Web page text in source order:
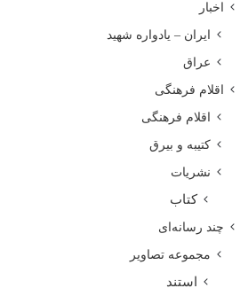
اخبار
ایران – یادواره شهید
عراق
اقلام فرهنگی
اقلام فرهنگی
کتیبه و بیرق
نشریات
کتاب
چند رسانه‌ای
مجموعه تصاویر
استند